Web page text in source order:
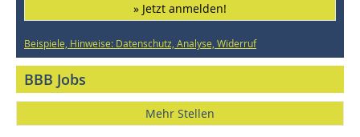
» Jetzt anmelden!
Beispiele, Hinweise: Datenschutz, Analyse, Widerruf
BBB Jobs
Mehr Stellen